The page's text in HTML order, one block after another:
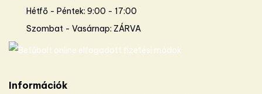
Hétfő - Péntek: 9:00 - 17:00
Szombat - Vasárnap: ZÁRVA
Információk